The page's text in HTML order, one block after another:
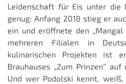
Leidenschaft für Eis unter die
genug: Anfang 2018 stieg er
ein und eröffnete den
mehreren Filialen in
kulinarischen Projekten ist
Brauhauses „Zum Prinzen“
Und wer Podolski kennt,